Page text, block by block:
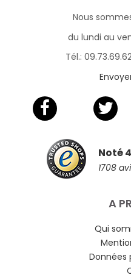
Nous
du lundi au
Tél.:
Noté
1708
A
Qui
Données